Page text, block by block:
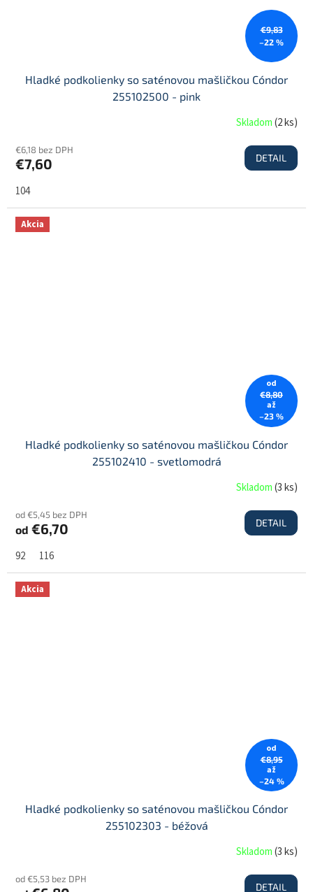
€9,83
–22 %
Hladké podkolienky so saténovou mašličkou Cóndor
255102500 - pink
Skladom(2 ks)
€6,18 bez DPH
€7,60 DETAIL
104
Akcia
od
€8,80
až
–23 %
Hladké podkolienky so saténovou mašličkou Cóndor
255102410 - svetlomodrá
Skladom(3 ks)
od €5,45 bez DPH
od €6,70 DETAIL
92 116
Akcia
od
€8,95
až
–24 %
Hladké podkolienky so saténovou mašličkou Cóndor
255102303 - béžová
Skladom(3 ks)
od €5,53 bez DPH
DETAIL